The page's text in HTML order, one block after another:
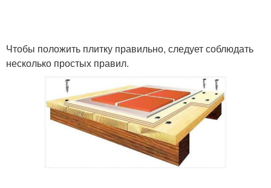
Чтобы положить плитку правильно, следует соблюдать
несколько простых правил.